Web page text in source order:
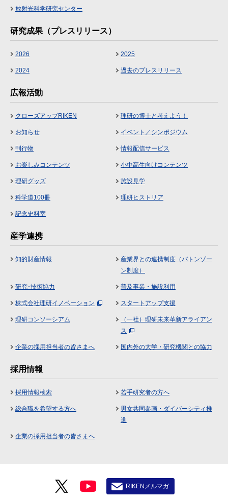
放射光科学研究センター
研究成果（プレスリリース）
2026 2025
2024 過去のプレスリリース
広報活動
クローズアップRIKEN 理研の博士と考えよう！
お知らせ イベント／シンポジウム
刊行物 情報配信サービス
お楽しみコンテンツ 小中高生向けコンテンツ
理研グッズ 施設見学
科学道100冊 理研ヒストリア
記念史料室
産学連携
知的財産情報
産業界との連携制度（バトンゾー
ン制度）
研究･技術協力 普及事業・施設利用
株式会社理研イノベーション スタートアップ支援
理研コンソーシアム
（一社）理研未来革新アライアン
ス
企業の採用担当者の皆さまへ 国内外の大学・研究機関との協力
採用情報
採用情報検索 若手研究者の方へ
総合職を希望する方へ
男女共同参画・ダイバーシティ推
進
企業の採用担当者の皆さまへ
RIKENメルマガ